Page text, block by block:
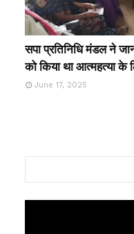
सपा प्रतिनिधि मंडल ने
को किया था आत्महत्या के
June 17, 2025